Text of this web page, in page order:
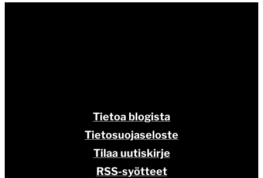
Tietoa blogista
Tietosuojaseloste
Tilaa uutiskirje
RSS-syötteet